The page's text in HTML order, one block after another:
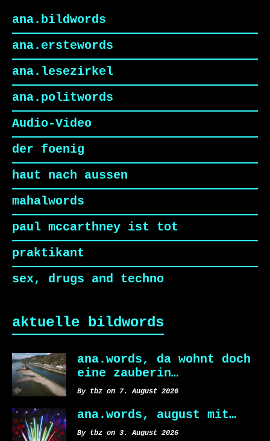
ana.bildwords
ana.erstewords
ana.lesezirkel
ana.politwords
Audio-Video
der foenig
haut nach aussen
mahalwords
paul mccarthney ist tot
praktikant
sex, drugs and techno
aktuelle bildwords
ana.words, da wohnt doch
eine zauberin…
By tbz on 7. August 2026
ana.words, august mit…
By tbz on 3. August 2026